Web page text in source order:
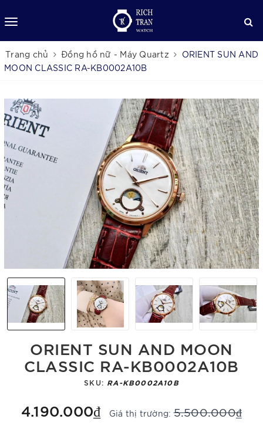
Trang chủ Đồng hồ nữ - Máy Quartz
ORIENT SUN AND
MOON CLASSIC RA-KB0002A10B
ORIENT SUN AND MOON
CLASSIC RA-KB0002A10B
SKU: RA-KB0002A10B
4.190.000₫ Giá thị trường:5.500.000₫